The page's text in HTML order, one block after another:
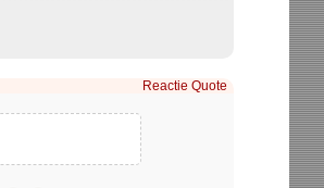
Reactie Quote